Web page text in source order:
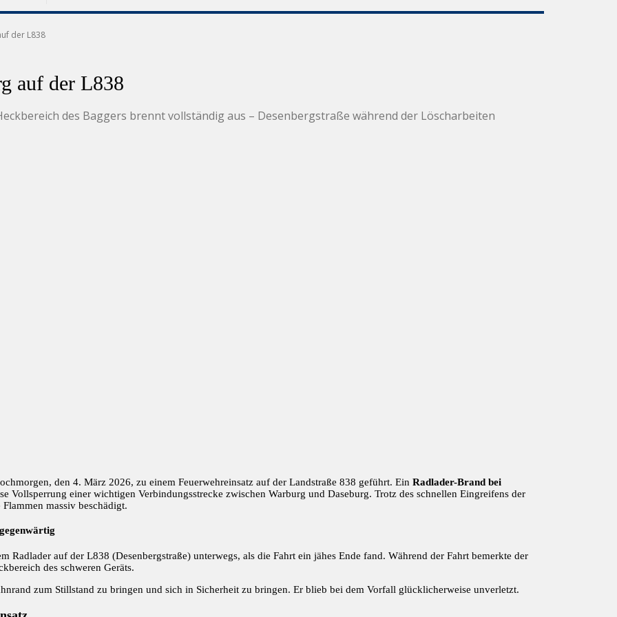
der L838
auf der L838
des Baggers brennt vollständig aus – Desenbergstraße während der Löscharbeiten
den 4. März 2026, zu einem Feuerwehreinsatz auf der Landstraße 838 geführt. Ein Radlader-Brand bei
Vollsperrung einer wichtigen Verbindungsstrecke zwischen Warburg und Daseburg. Trotz des schnellen Eingreifens der
massiv beschädigt.
Radlader auf der L838 (Desenbergstraße) unterwegs, als die Fahrt ein jähes Ende fand. Während der Fahrt bemerkte der
des schweren Geräts.
zum Stillstand zu bringen und sich in Sicherheit zu bringen. Er blieb bei dem Vorfall glücklicherweise unverletzt.